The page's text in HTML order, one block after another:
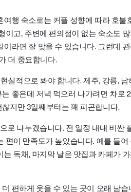
행 숙소로는 커플 성향에 따라 호불
이고, 주변에 편의점이 없는 숙소도
라면 잘 맞을 수 있습니다. 그런데
더 중요합니다.
실적으로 봐야 합니다. 제주, 강릉, 남
좋은데 저녁 먹으러 나가려면 차로
지만 3일째부터는 꽤 피곤합니다.
로 나누겠습니다. 전 일정 내내 비싼
편이 만족도가 높았습니다. 예를 들어
독채, 마지막 날은 맛집과 카페가
편하게 웃을 수 있는 곳이 오래 남습